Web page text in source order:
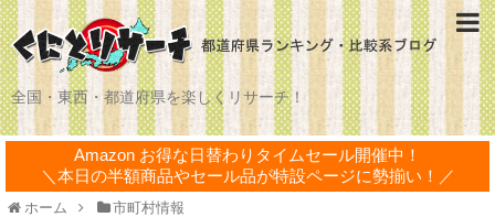
全国・東西・都道府県を楽しくリサーチ！
Amazon お得な日替わりタイムセール開催中！
＼本日の半額商品やセール品が特設ページに勢揃い！／
ホーム 市町村情報